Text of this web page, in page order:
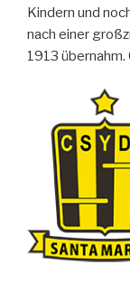
Kindern und
nach einer
1913 übernahm.